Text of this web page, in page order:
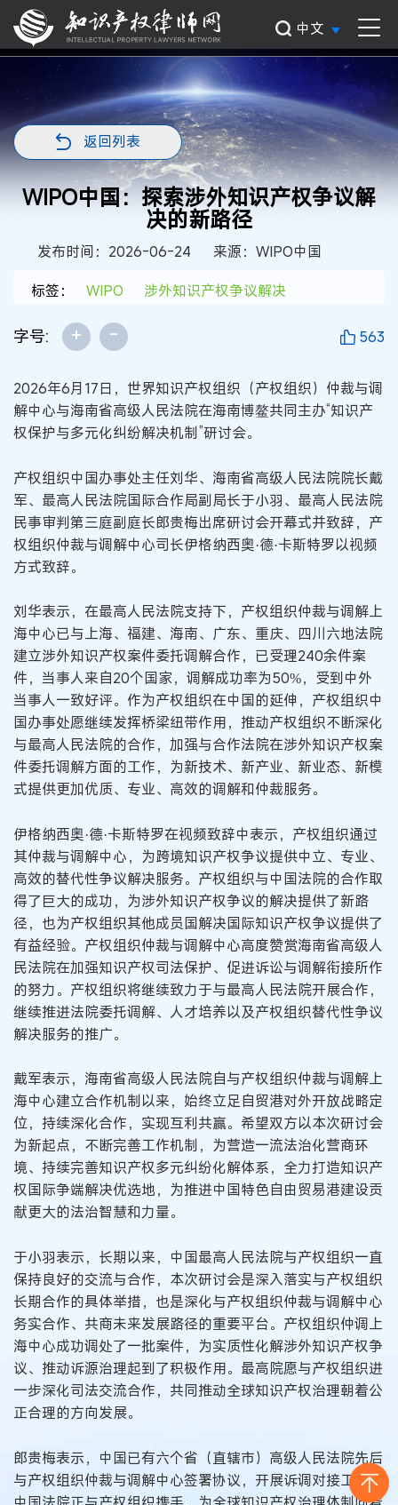
中文
返回列表
WIPO中国：探索涉外知识产权争议解
决的新路径
发布时间：2026-06-24
来源：WIPO中国
标签：
WIPO 涉外知识产权争议解决
字号: + - 563
2026年6月17日，世界知识产权组织（产权组织）仲裁与调
解中心与海南省高级人民法院在海南博鳌共同主办“知识产
权保护与多元化纠纷解决机制”研讨会。
产权组织中国办事处主任刘华、海南省高级人民法院院长戴
军、最高人民法院国际合作局副局长于小羽、最高人民法院
民事审判第三庭副庭长郎贵梅出席研讨会开幕式并致辞，产
权组织仲裁与调解中心司长伊格纳西奥·德·卡斯特罗以视频
方式致辞。
刘华表示，在最高人民法院支持下，产权组织仲裁与调解上
海中心已与上海、福建、海南、广东、重庆、四川六地法院
建立涉外知识产权案件委托调解合作，已受理240余件案
件，当事人来自20个国家，调解成功率为50%，受到中外
当事人一致好评。作为产权组织在中国的延伸，产权组织中
国办事处愿继续发挥桥梁纽带作用，推动产权组织不断深化
与最高人民法院的合作，加强与合作法院在涉外知识产权案
件委托调解方面的工作，为新技术、新产业、新业态、新模
式提供更加优质、专业、高效的调解和仲裁服务。
伊格纳西奥·德·卡斯特罗在视频致辞中表示，产权组织通过
其仲裁与调解中心，为跨境知识产权争议提供中立、专业、
高效的替代性争议解决服务。产权组织与中国法院的合作取
得了巨大的成功，为涉外知识产权争议的解决提供了新路
径，也为产权组织其他成员国解决国际知识产权争议提供了
有益经验。产权组织仲裁与调解中心高度赞赏海南省高级人
民法院在加强知识产权司法保护、促进诉讼与调解衔接所作
的努力。产权组织将继续致力于与最高人民法院开展合作，
继续推进法院委托调解、人才培养以及产权组织替代性争议
解决服务的推广。
戴军表示，海南省高级人民法院自与产权组织仲裁与调解上
海中心建立合作机制以来，始终立足自贸港对外开放战略定
位，持续深化合作，实现互利共赢。希望双方以本次研讨会
为新起点，不断完善工作机制，为营造一流法治化营商环
境、持续完善知识产权多元纠纷化解体系，全力打造知识产
权国际争端解决优选地，为推进中国特色自由贸易港建设贡
献更大的法治智慧和力量。
于小羽表示，长期以来，中国最高人民法院与产权组织一直
保持良好的交流与合作，本次研讨会是深入落实与产权组织
长期合作的具体举措，也是深化与产权组织仲裁与调解中心
务实合作、共商未来发展路径的重要平台。产权组织仲调上
海中心成功调处了一批案件，为实质性化解涉外知识产权争
议、推动诉源治理起到了积极作用。最高院愿与产权组织进
一步深化司法交流合作，共同推动全球知识产权治理朝着公
正合理的方向发展。
郎贵梅表示，中国已有六个省（直辖市）高级人民法院先后
与产权组织仲裁与调解中心签署协议，开展诉调对接工作。